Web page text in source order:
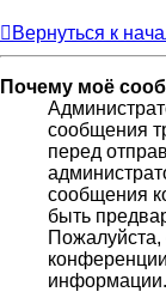
Вернуться к
Почему моё
сообщения
перед
сообщения
быть
Пожалуйста,
информации.